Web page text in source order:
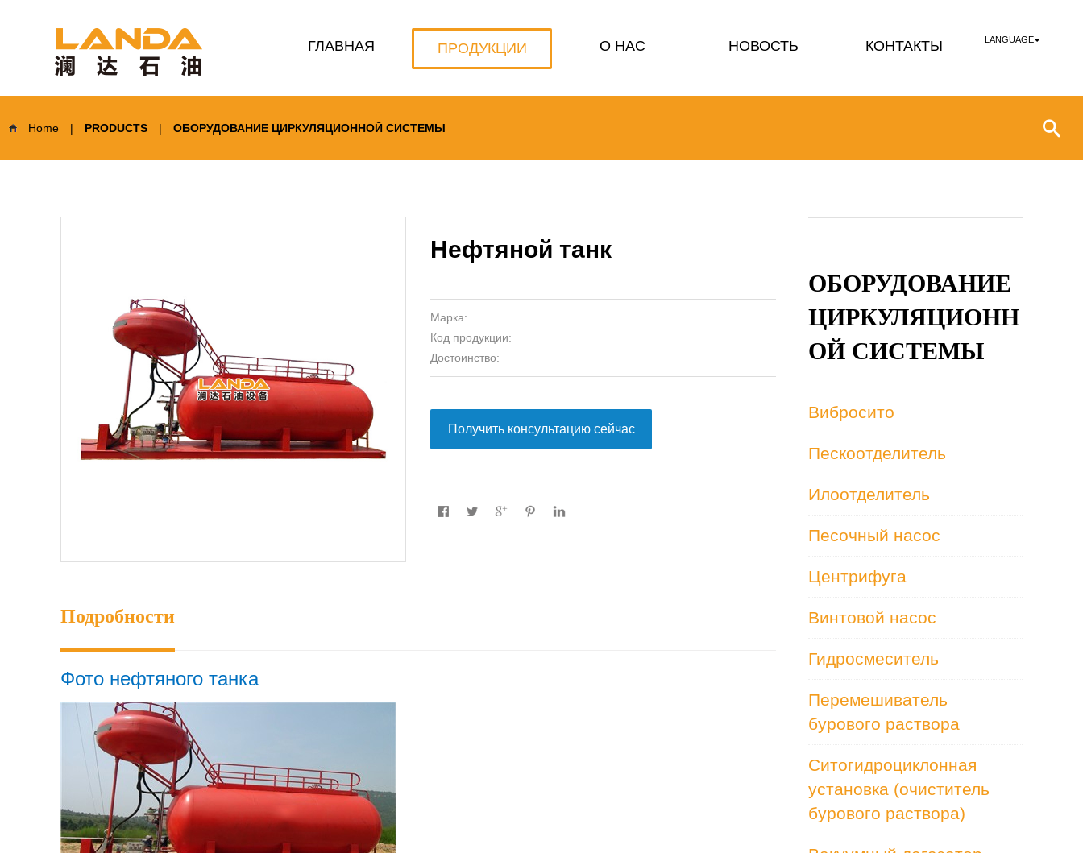
LANGUAGE
ГЛАВНАЯ ПРОДУКЦИИ О НАС НОВОСТЬ КОНТАКТЫ
Home | PRODUCTS | ОБОРУДОВАНИЕ ЦИРКУЛЯЦИОННОЙ СИСТЕМЫ
Нефтяной танк
Марка:
Код продукции:
Достоинство:
Получить консультацию сейчас
Подробности
Фото нефтяного танка
ОБОРУДОВАНИЕ
ЦИРКУЛЯЦИОНН
ОЙ СИСТЕМЫ
Вибросито
Пескоотделитель
Илоотделитель
Песочный насос
Центрифуга
Винтовой насос
Гидросмеситель
Перемешиватель
бурового раствора
Ситогидроциклонная
установка (очиститель
бурового раствора)